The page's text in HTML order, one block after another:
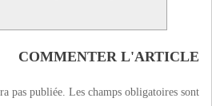
COMMENTER L'ARTICLE
pas publiée. Les champs obligatoires sont